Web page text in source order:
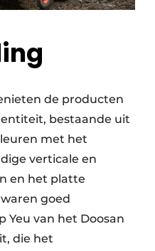
de producten
bestaande uit
met het
verticale en
en het platte
goed
Yeu van het Doosan
die het